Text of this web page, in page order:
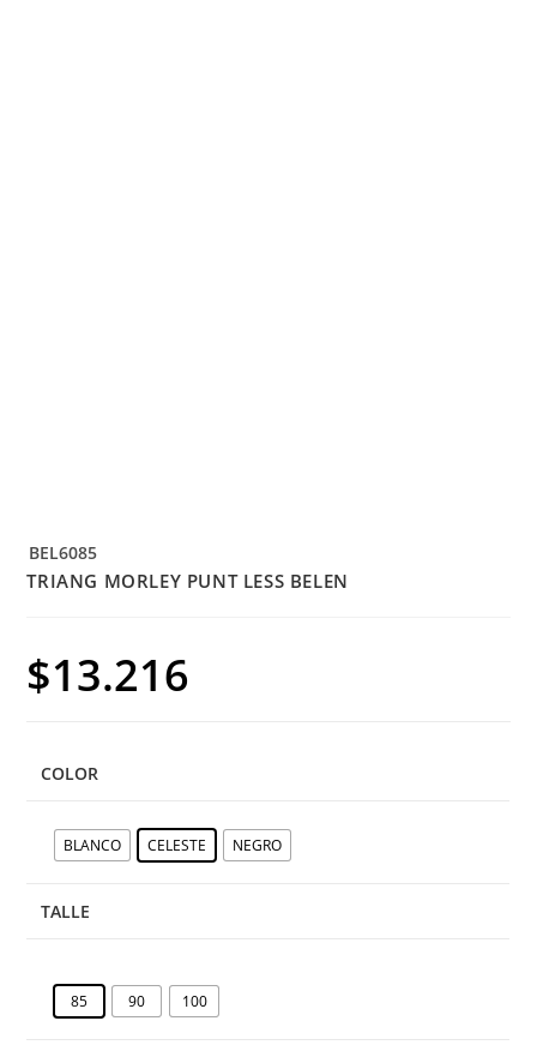
BEL6085
TRIANG MORLEY PUNT LESS BELEN
$13.216
COLOR
BLANCO CELESTE NEGRO
TALLE
85 90 100